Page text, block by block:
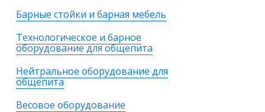
Барные стойки и барная мебель
Технологическое и барное
оборудование для общепита
Нейтральное оборудование для
общепита
Весовое оборудование